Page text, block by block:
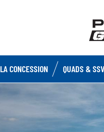
LA CONCESSION QUADS & SSV